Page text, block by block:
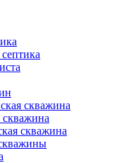
скважина
скважина
скважина